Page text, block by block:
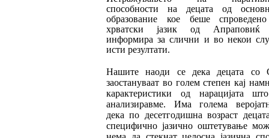
способности на децата од
образование кое беше спро
хрватски јазик од Апраповиќ
информира за слични и во некои
исти резултати.
Нашите наоди се дека децата со
заостануваат во голем степен кај
карактеристики од нарацијата
анализиравме. Има голема
дека по десетгодишна возраст де
специфично јазично оштетување мо